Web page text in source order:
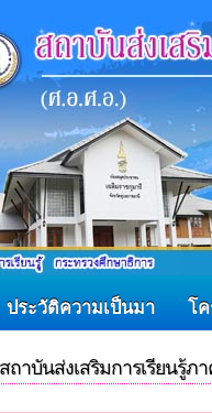
ประวัติความเป็นมา โค
ถาบันส่งเสริมการเรียนรู้ภ